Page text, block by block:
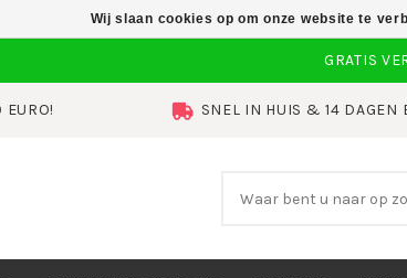
EURO! SNEL IN HUIS & 14 DAGEN
Wij slaan cookies op om onze website te